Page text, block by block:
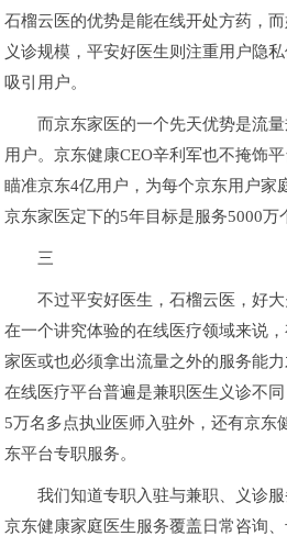
石榴云医的优势是能在线开处方药，
义诊规模，平安好医生则注重用户隐
吸引用户。
而京东家医的一个先天优势是流
用户。京东健康CEO辛利军也不掩饰
瞄准京东4亿用户，为每个京东用户家
京东家医定下的5年目标是服务5000万
三
不过平安好医生，石榴云医，好
在一个讲究体验的在线医疗领域来说
家医或也必须拿出流量之外的服务能
在线医疗平台普遍是兼职医生义诊不
5万名多点执业医师入驻外，还有京东
东平台专职服务。
我们知道专职入驻与兼职、义诊
京东健康家庭医生服务覆盖日常咨询